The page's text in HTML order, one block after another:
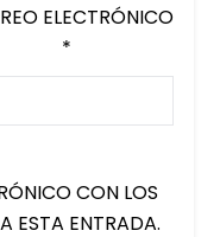
ELECTRÓNICO
*
CON LOS
ESTA ENTRADA.